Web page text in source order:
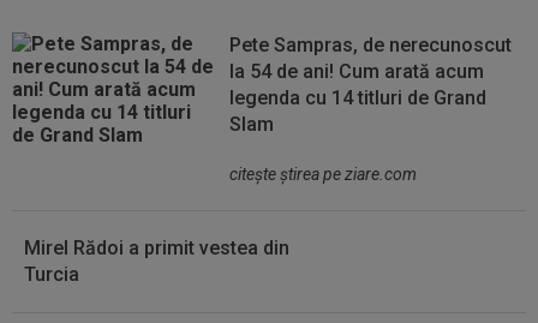
Pete Sampras, de nerecunoscut
la 54 de ani! Cum arată acum
legenda cu 14 titluri de Grand
Slam
citeşte ştirea pe ziare.com
Mirel Rădoi a primit vestea din
Turcia